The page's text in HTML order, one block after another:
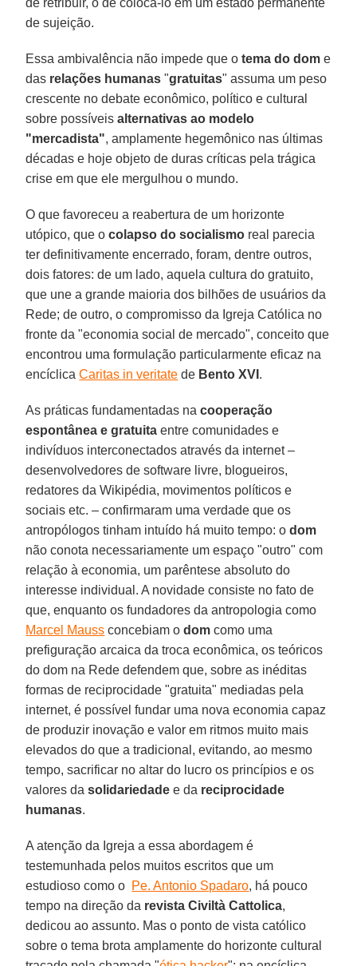
de sujeição.
Essa ambivalência não impede que otema do dom e
das relações humanas "gratuitas" assuma um peso
crescente no debate econômico, político e cultural
sobre possíveisalternativas ao modelo
"mercadista", amplamente hegemônico nas últimas
décadas e hoje objeto de duras críticas pela trágica
crise em que ele mergulhou o mundo.
O que favoreceu a reabertura de um horizonte
utópico, que ocolapso do socialismo real parecia
ter definitivamente encerrado, foram, dentre outros,
dois fatores: de um lado, aquela cultura do gratuito,
que une a grande maioria dos bilhões de usuários da
Rede; de outro, o compromisso da Igreja Católica no
fronte da "economia social de mercado", conceito que
encontrou uma formulação particularmente eficaz na
encíclicaCaritas in veritate de Bento XVI .
As práticas fundamentadas nacooperação
espontânea e gratuita entre comunidades e
indivíduos interconectados através da internet –
desenvolvedores de software livre, blogueiros,
redatores da Wikipédia, movimentos políticos e
sociais etc. – confirmaram uma verdade que os
antropólogos tinham intuído há muito tempo: odom
não conota necessariamente um espaço "outro" com
relação à economia, um parêntese absoluto do
interesse individual. A novidade consiste no fato de
que, enquanto os fundadores da antropologia como
Marcel Mauss concebiam odom como uma
prefiguração arcaica da troca econômica, os teóricos
do dom na Rede defendem que, sobre as inéditas
formas de reciprocidade "gratuita" mediadas pela
internet, é possível fundar uma nova economia capaz
de produzir inovação e valor em ritmos muito mais
elevados do que a tradicional, evitando, ao mesmo
tempo, sacrificar no altar do lucro os princípios e os
valores dasolidariedade e da reciprocidade
humanas.
A atenção da Igreja a essa abordagem é
testemunhada pelos muitos escritos que um
estudioso como o Pe. Antonio Spadaro, há pouco
tempo na direção da revista Civiltà Cattolica,
dedicou ao assunto. Mas o ponto de vista católico
sobre o tema brota amplamente do horizonte cultural